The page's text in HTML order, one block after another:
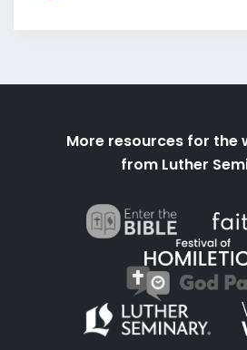
More resources for the
from Luther